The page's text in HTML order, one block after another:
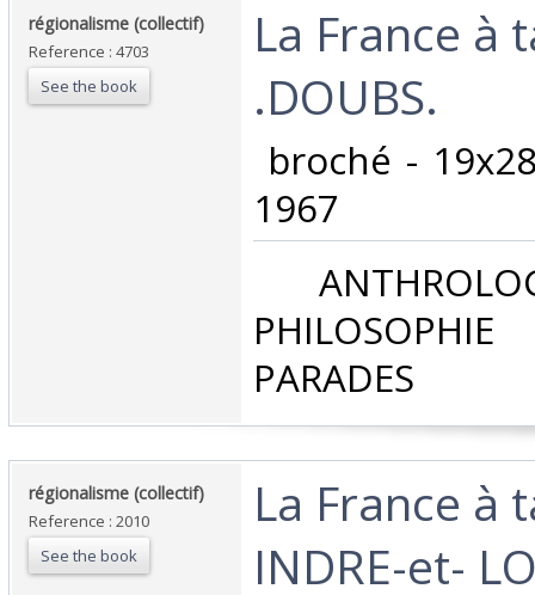
‎régionalisme (collectif)‎
Reference : 4703
See the book
‎La France à
.DOUBS.‎
broché -
1967‎
PHILOSOPHIE
PARADES‎
‎régionalisme (collectif)‎
Reference : 2010
See the book
‎La France à
INDRE-et-